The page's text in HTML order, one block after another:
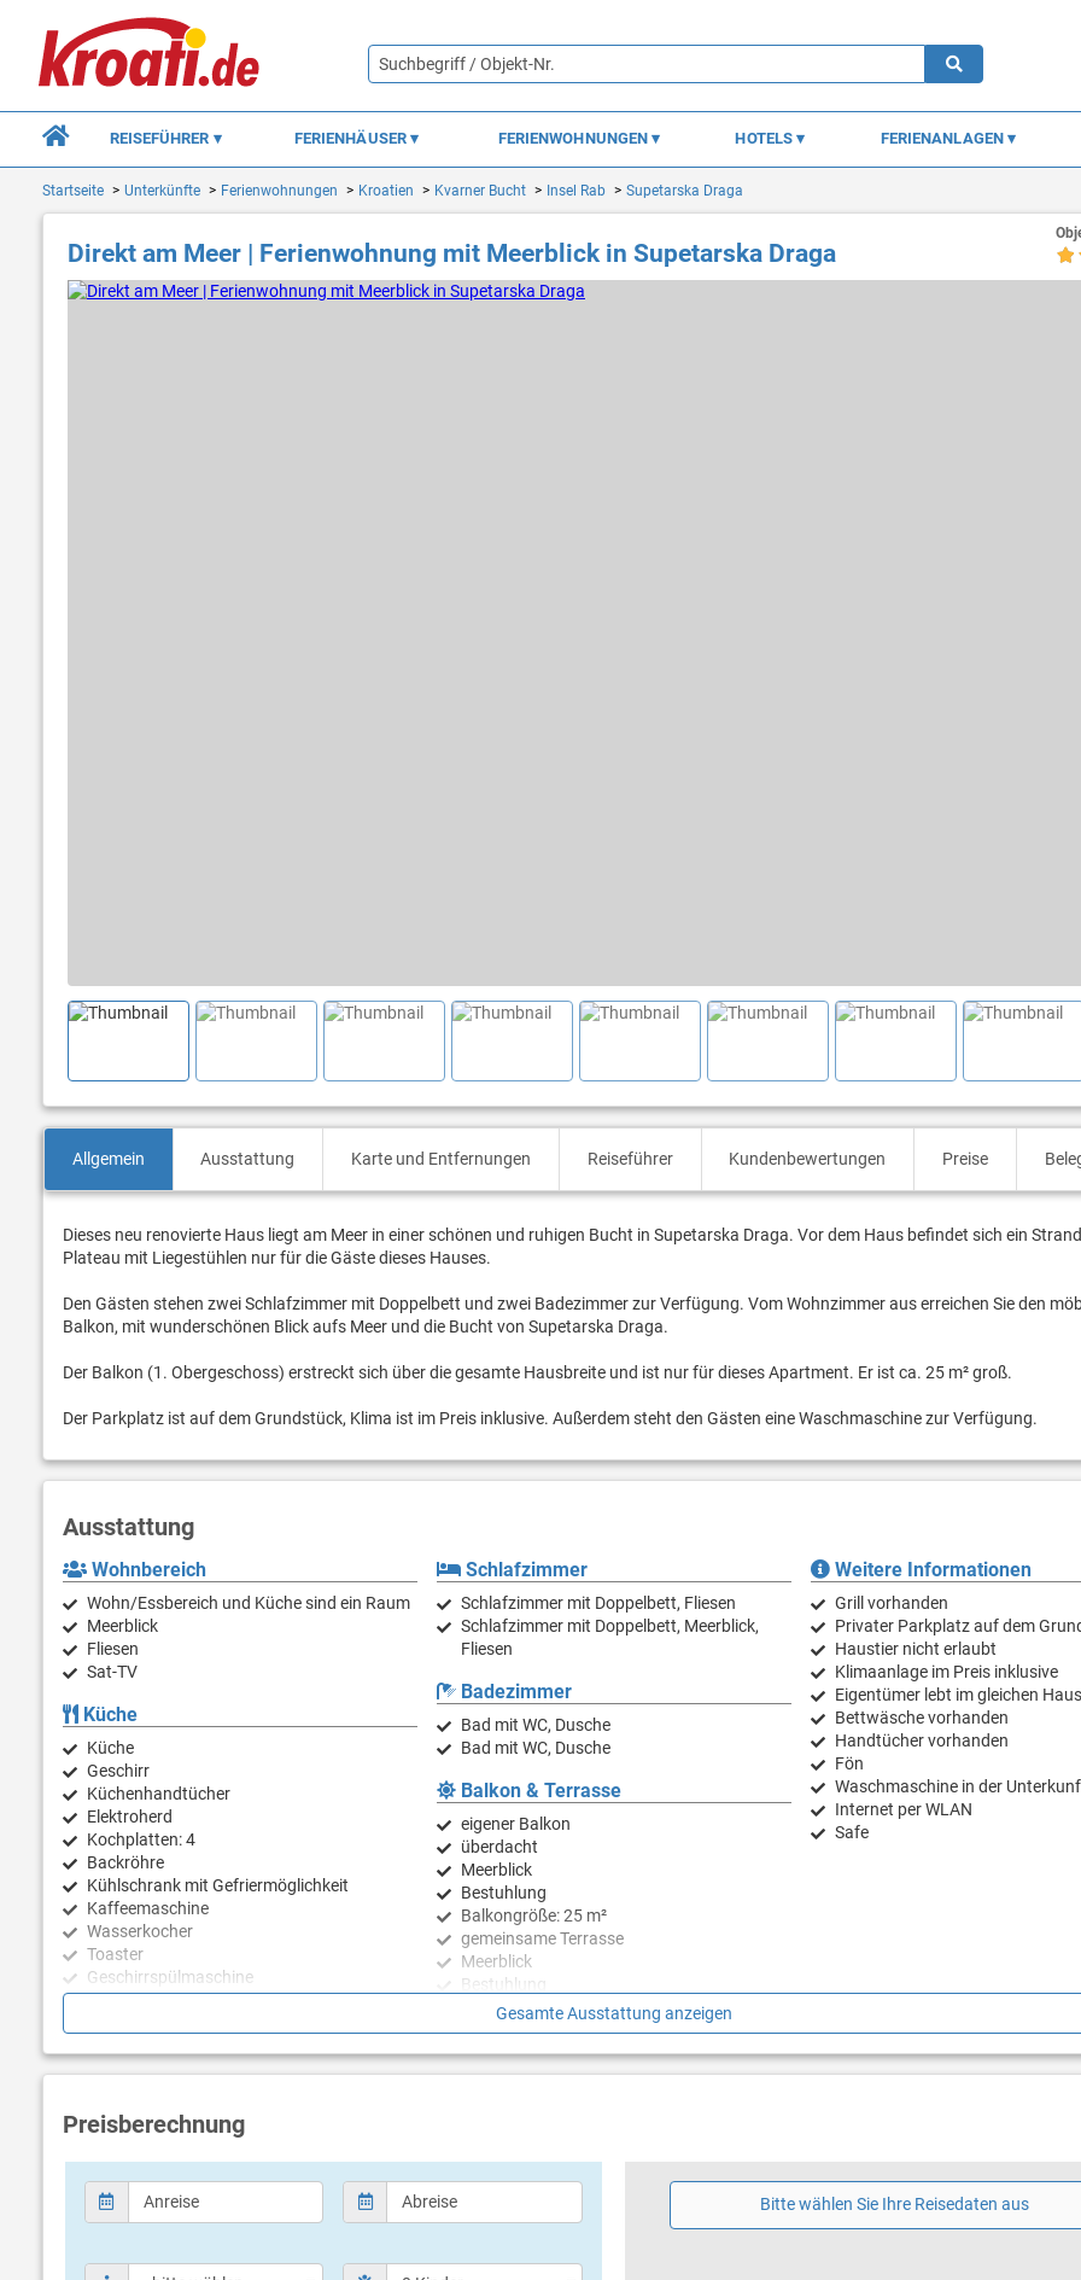
REISEFÜHRER FERIENHÄUSER FERIENWOHNUNGEN HOTELS FERIENANLAGEN
Startseite Unterkünfte Ferienwohnungen Kroatien Kvarner Bucht Insel Rab Supetarska Draga
Direkt am Meer | Ferienwohnung mit Meerblick in Supetarska Draga
Allgemein Ausstattung Karte und Entfernungen Reiseführer Kundenbewertungen Preise
Dieses neu renovierte Haus liegt am Meer in einer schönen und ruhigen Bucht in Supetarska Draga. Vor dem Haus befindet sich ein
Plateau mit Liegestühlen nur für die Gäste dieses Hauses.
Den Gästen stehen zwei Schlafzimmer mit Doppelbett und zwei Badezimmer zur Verfügung. Vom Wohnzimmer aus erreichen Sie den
Balkon, mit wunderschönen Blick aufs Meer und die Bucht von Supetarska Draga.
Der Balkon (1. Obergeschoss) erstreckt sich über die gesamte Hausbreite und ist nur für dieses Apartment. Er ist ca. 25 m² groß.
Der Parkplatz ist auf dem Grundstück, Klima ist im Preis inklusive. Außerdem steht den Gästen eine Waschmaschine zur Verfügung.
Ausstattung
Wohnbereich
Wohn/Essbereich und Küche sind ein Raum
Meerblick
Fliesen
Sat-TV
Küche
Küche
Geschirr
Küchenhandtücher
Elektroherd
Kochplatten: 4
Backröhre
Kühlschrank mit Gefriermöglichkeit
Kaffeemaschine
Wasserkocher
Toaster
Geschirrspülmaschine
Schlafzimmer
Schlafzimmer mit Doppelbett, Fliesen
Schlafzimmer mit Doppelbett, Meerblick,
Fliesen
Badezimmer
Bad mit WC, Dusche
Bad mit WC, Dusche
Balkon & Terrasse
eigener Balkon
überdacht
Meerblick
Bestuhlung
Balkongröße: 25 m²
gemeinsame Terrasse
Meerblick
Bestuhlung
Liegen
Sonnenschirm
Terrassengröße: 85 m²
Weitere Informationen
Grill vorhanden
Privater Parkplatz auf dem
Haustier nicht erlaubt
Klimaanlage im Preis inklusive
Eigentümer lebt im gleichen Haus
Bettwäsche vorhanden
Handtücher vorhanden
Fön
Waschmaschine in der
Internet per WLAN
Safe
Gesamte Ausstattung anzeigen
Preisberechnung
Bitte wählen Sie Ihre Reisedaten aus